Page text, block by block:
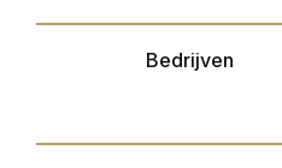
Bedrijven